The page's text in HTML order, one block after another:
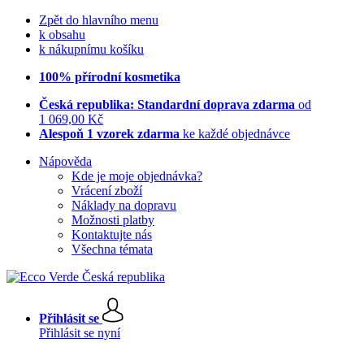
Zpět do hlavního menu
k obsahu
k nákupnímu košíku
100% přírodní kosmetika
Česká republika: Standardní doprava zdarma od
1 069,00 Kč
Alespoň 1 vzorek zdarma ke každé objednávce
Nápověda
Kde je moje objednávka?
Vrácení zboží
Náklady na dopravu
Možnosti platby
Kontaktujte nás
Všechna témata
Přihlásit se
Přihlásit se nyní